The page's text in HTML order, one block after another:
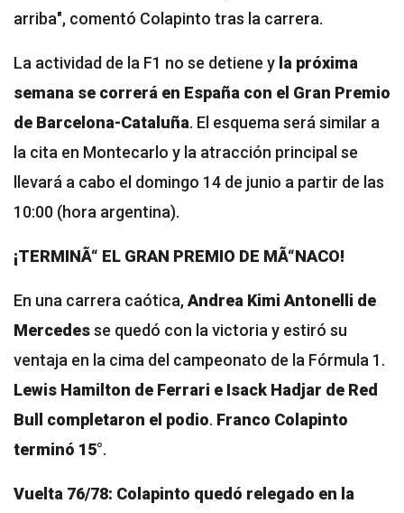
arriba", comentó Colapinto tras la carrera.
La actividad de la F1 no se detiene y la próxima
semana se correrá en España con el Gran Premio
de Barcelona-Cataluña. El esquema será similar a
la cita en Montecarlo y la atracción principal se
llevará a cabo el domingo 14 de junio a partir de las
10:00 (hora argentina).
¡TERMINÃ“ EL GRAN PREMIO DE MÃ“NACO!
En una carrera caótica,Andrea Kimi Antonelli de
Mercedesse quedó con la victoria y estiró su
ventaja en la cima del campeonato de la Fórmula 1.
Lewis Hamilton de Ferrari e Isack Hadjar de Red
Bull completaron el podio. Franco Colapinto
terminó 15°.
Vuelta 76/78: Colapinto quedó relegado en la